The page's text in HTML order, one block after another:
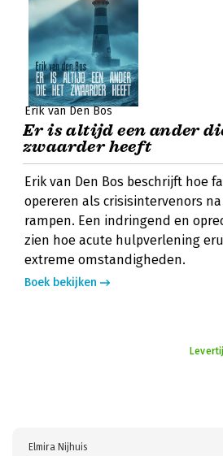
Erik van Den Bos
Er is altijd een ander
zwaarder heeft
Erik van Den Bos beschrijft hoe
opereren als crisisintervenors
rampen. Een indringend en
zien hoe acute hulpverlening
extreme omstandigheden.
Boek bekijken
Elmira Nijhuis